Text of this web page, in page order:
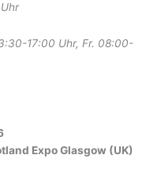
17:00 Uhr, Fr. 08:00-
Expo Glasgow (UK)